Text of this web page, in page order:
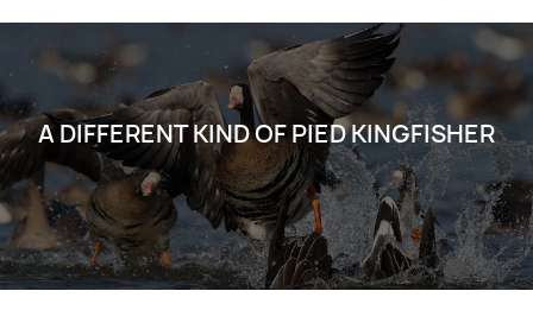
fiók
menüje
A DIFFERENT KIND OF PIED KINGFISHER